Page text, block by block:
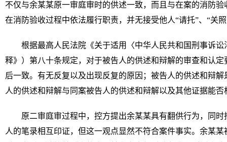
不仅与余某某原一审庭审时的供述一致，而且与在案的消防
在消防验收过程中依法履行职责，并无接受他人“请托”、“关
根据最高人民法院《关于适用〈中华人民共和国刑事诉
释》）第八十条规定，对于被告人的供述和辩解的审查和认
后一致。有无反复以及出现反复的原因；被告人的供述和辩
人的供述和辩解与同案被告人的供述和辩解以及其他证据能否
原二审庭审过程中，控方提出余某某具有翻供行为，同
人的笔录相互印证，但这一观点显然不符合案件事实。余某